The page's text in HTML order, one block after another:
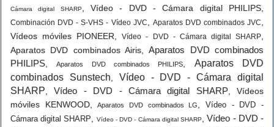
Cámara digital SHARP,Vídeo - DVD - Cámara digital PHILIPS
Combinación DVD - S-VHS - Vídeo JVC Aparatos DVD combinados JVC
Vídeos móviles PIONEER ,Vídeo - DVD - Cámara digital SHARP
Aparatos DVD combinados Airis ,Aparatos DVD combinados
PHILIPS ,Aparatos DVD combinados PHILIPS
Aparatos DVD
combinados Sunstech
Vídeo - DVD - Cámara digital
SHARP ,Vídeo - DVD - Cámara digital SHARP, Vídeos
móviles KENWOOD,Aparatos DVD combinados LG ,Vídeo - DVD -
Cámara digital SHARP
Vídeo - DVD - Cámara digital SHARP ,Vídeo - DVD -